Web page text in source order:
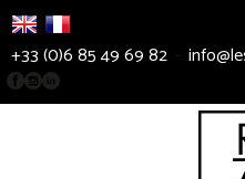
+33 (0)6 85 49 69 82 -